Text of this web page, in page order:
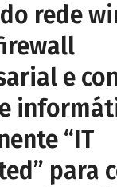
rede
e
“IT
para